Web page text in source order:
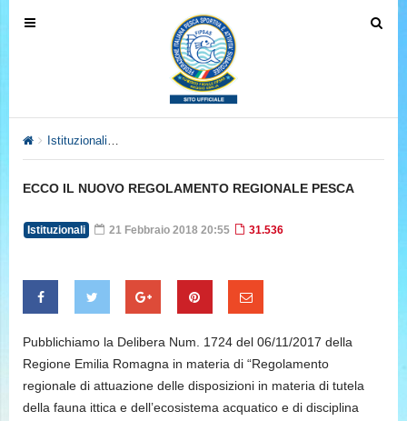
T
v
g
t
n
T
Istituzionali
ECCO IL NUOVO REGOLAMENTO REGIONALE PESCA
Istituzionali 21 Febbraio 2018 20:55 31.536
Pubblichiamo la Delibera Num. 1724 del 06/11/2017 della
Regione Emilia Romagna in materia di “Regolamento
regionale di attuazione delle disposizioni in materia di tutela
della fauna ittica e dell’ecosistema acquatico e di disciplina